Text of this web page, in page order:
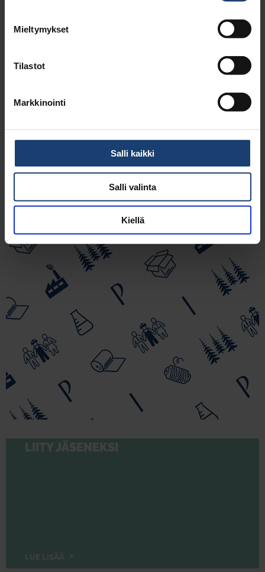
Mieltymykset
Tilastot
Markkinointi
Salli kaikki
Salli valinta
Kiellä
Jäsenasiat
Laskutus
LIITY JÄSENEKSI
LUE LISÄÄ